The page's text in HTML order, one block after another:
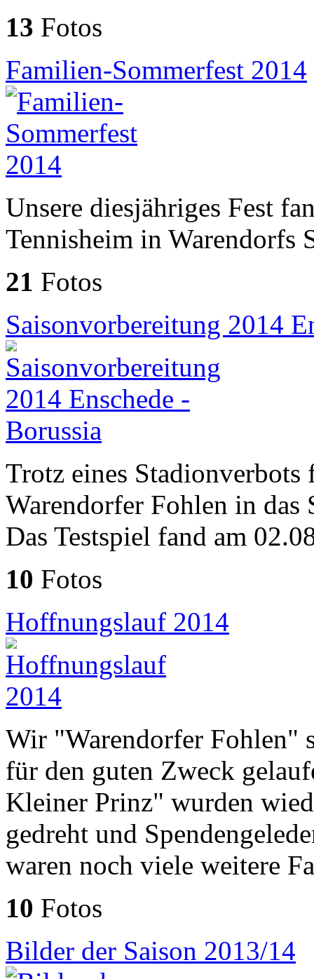
13 Fotos
Familien-Sommerfest 2014
Unsere diesjähriges Fest
Tennisheim in Warendorfs
21 Fotos
Saisonvorbereitung 2014
Trotz eines Stadionverbots
Warendorfer Fohlen in das
Das Testspiel fand am
10 Fotos
Hoffnungslauf 2014
Wir "Warendorfer Fohlen"
für den guten Zweck
Kleiner Prinz" wurden
gedreht und
waren noch viele weitere
10 Fotos
Bilder der Saison 2013/14